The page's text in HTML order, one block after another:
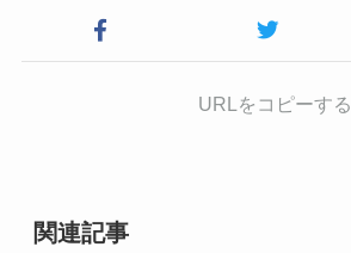
URLをコピーする
関連記事